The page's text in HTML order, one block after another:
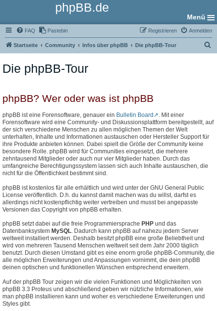
phpBB.de
Menü
FAQ Pastebin Anmelden
Registrieren
Startseite Community Infos über phpBB Die phpBB-Tour
Die phpBB-Tour
phpBB? Wer oder was ist phpBB
phpBB ist eine Forensoftware, genauer ein Bulletin Board
. Mit einer
Forensoftware wird eine Community- und Diskussionsplattform bereitgestellt, auf
der sich verschiedene Menschen zu allen möglichen Themen der Welt
unterhalten, Inhalte und Informationen austauschen oder Hersteller Support für
ihre Produkte anbieten können. Dabei spielt die Größe der Community keine
besondere Rolle. phpBB wird für Communities eingesetzt, die mehrere
zehntausend Mitglieder oder auch nur vier Mitglieder haben. Durch das
umfangreiche Berechtigungssystem lassen sich auch Inhalte austauschen, die
nicht für die Öffentlichkeit bestimmt sind.
phpBB ist kostenlos für alle erhältlich und wird unter der GNU General Public
License veröffentlich. D.h. du kannst damit machen was du willst, darfst es
allerdings nicht kostenpflichtig weiter vertreiben und musst bei angepasste
Versionen das Copyright von phpBB erhalten.
phpBB setzt dabei auf die freie Programmiersprache PHP und das
Datenbanksystem MySQL. Dadurch kann phpBB auf nahezu jedem Server
weltweit installiert werden. Deshalb besitzt phpBB eine große Beliebtheit und
wird von mehreren Tausend Menschen weltweit seit dem Jahr 2000 täglich
benutzt. Durch diesen Umstand gibt es eine enorm große phpBB-Community, die
alle möglichen Erweiterungen und Anpassungen vornimmt, die dein phpBB
deinen optischen und funktionellen Wünschen entsprechend erweitern.
Auf der phpBB Tour zeigen wir die vielen Funktionen und Möglichkeiten von
phpBB 3.3 Proteus und abschließend geben wir nützliche Informationen, wie
man phpBB installieren kann und woher es verschiedene Erweiterungen und
Styles gibt.